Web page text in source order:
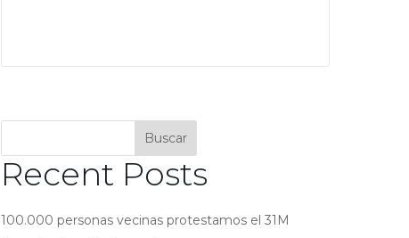
Buscar
Recent Posts
100.000 personas vecinas protestamos el 31M